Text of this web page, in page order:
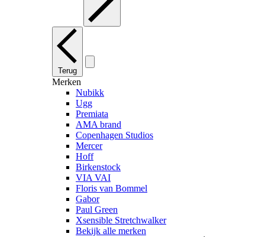
Terug
Merken
Nubikk
Ugg
Premiata
AMA brand
Copenhagen Studios
Mercer
Hoff
Birkenstock
VIA VAI
Floris van Bommel
Gabor
Paul Green
Xsensible Stretchwalker
Bekijk alle merken